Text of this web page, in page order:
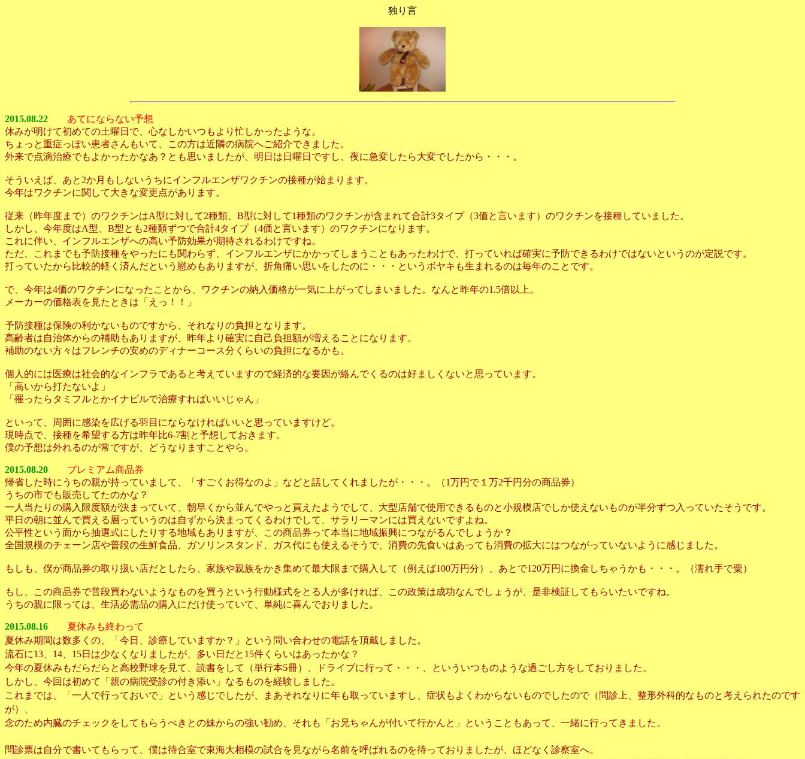
独り言
2015.08.22
あてにならない予想
休みが明けて初めての土曜日で、心なしかいつもより忙しかったような。
ちょっと重症っぽい患者さんもいて、この方は近隣の病院へご紹介できました。
外来で点滴治療でもよかったかなあ？とも思いましたが、明日は日曜日ですし、夜に急変したら大変でしたから・・・。
そういえば、あと2か月もしないうちにインフルエンザワクチンの接種が始まります。
今年はワクチンに関して大きな変更点があります。
従来（昨年度まで）のワクチンはA型に対して2種類、B型に対して1種類のワクチンが含まれて合計3タイプ（3価と言います）のワクチンを接種していました。
しかし、今年度はA型、B型とも2種類ずつで合計4タイプ（4価と言います）のワクチンになります。
これに伴い、インフルエンザへの高い予防効果が期待されるわけですね。
ただ、これまでも予防接種をやったにも関わらず、インフルエンザにかかってしまうこともあったわけで、打っていれば確実に予防できるわけではないというのが定説です。
打っていたから比較的軽く済んだという慰めもありますが、折角痛い思いをしたのに・・・というボヤキも生まれるのは毎年のことです。
で、今年は4価のワクチンになったことから、ワクチンの納入価格が一気に上がってしまいました。なんと昨年の1.5倍以上。
メーカーの価格表を見たときは「えっ！！」
予防接種は保険の利かないものですから、それなりの負担となります。
高齢者は自治体からの補助もありますが、昨年より確実に自己負担額が増えることになります。
補助のない方々はフレンチの安めのディナーコース分くらいの負担になるかも。
個人的には医療は社会的なインフラであると考えていますので経済的な要因が絡んでくるのは好ましくないと思っています。
「高いから打たないよ」
「罹ったらタミフルとかイナビルで治療すればいいじゃん」
といって、周囲に感染を広げる羽目にならなければいいと思っていますけど。
現時点で、接種を希望する方は昨年比6-7割と予想しておきます。
僕の予想は外れるのが常ですが、どうなりますことやら。
2015.08.20
プレミアム商品券
帰省した時にうちの親が持っていまして、「すごくお得なのよ」などと話してくれましたが・・・。（1万円で１万2千円分の商品券）
うちの市でも販売してたのかな？
一人当たりの購入限度額が決まっていて、朝早くから並んでやっと買えたようでして、大型店舗で使用できるものと小規模店でしか使えないものが半分ずつ入っていたそうです。
平日の朝に並んで買える層っていうのは自ずから決まってくるわけでして、サラリーマンには買えないですよね。
公平性という面から抽選式にしたりする地域もありますが、この商品券って本当に地域振興につながるんでしょうか？
全国規模のチェーン店や普段の生鮮食品、ガソリンスタンド、ガス代にも使えるそうで、消費の先食いはあっても消費の拡大にはつながっていないように感じました。
もしも、僕が商品券の取り扱い店だとしたら、家族や親族をかき集めて最大限まで購入して（例えば100万円分）、あとで120万円に換金しちゃうかも・・・。（濡れ手で粟）
もし、この商品券で普段買わないようなものを買うという行動様式をとる人が多ければ、この政策は成功なんでしょうが、是非検証してもらいたいですね。
うちの親に限っては、生活必需品の購入にだけ使っていて、単純に喜んでおりました。
2015.08.16 夏休みも終わって
夏休み期間は数多くの、「今日、診療していますか？」という問い合わせの電話を頂戴しました。
流石に13、 14、 15日は少なくなりましたが、多い日だと 15件くらいはあったかな？
今年の夏休みもだらだらと高校野球を見て、読書をして（単行本5冊）、ドライブに行って・・・、といういつものような過ごし方をしておりました。
しかし、今回は初めて「親の病院受診の付き添い」なるものを経験しました。
これまでは、「一人で行っておいで」という感じでしたが、まあそれなりに年も取っていますし、症状もよくわからないものでしたので（問診上、整形外科的なものと考えられたのです
が）、
念のため内臓のチェックをしてもらうべきとの妹からの強い勧め、それも「お兄ちゃんが付いて行かんと」ということもあって、一緒に行ってきました。
問診票は自分で書いてもらって、僕は待合室で東海大相模の試合を見ながら名前を呼ばれるのを待っておりましたが、ほどなく診察室へ。